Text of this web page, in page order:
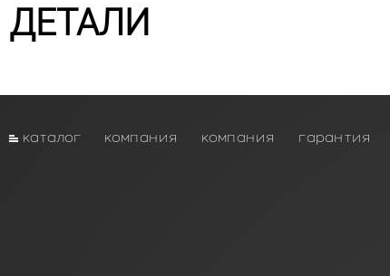
ДЕТАЛИ
каталог компания компания гарантия